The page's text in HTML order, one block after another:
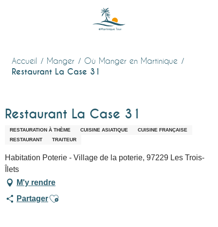
Accueil Manger Où Manger en Martinique
Restaurant La Case 31
Restaurant La Case 31
RESTAURATION À THÈME CUISINE ASIATIQUE
CUISINE FRANÇAISE
RESTAURANT
TRAITEUR
Habitation Poterie - Village de la poterie, 97229 Les Trois-
Îlets
M'y rendre
PartagerAjouter aux favoris